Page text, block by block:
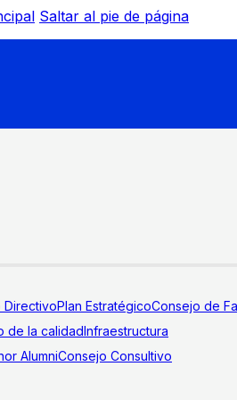
Saltar al pie de página
DirectivoPlan EstratégicoConsejo de
de la calidadInfraestructura
AlumniConsejo Consultivo